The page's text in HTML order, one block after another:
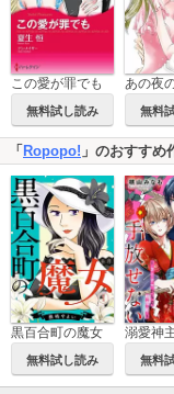
この愛が罪でも
無料試し読み
あの夜
無料
「 Ropopo! 」のおすすめ
黒百合町の魔女
無料試し読み 無料